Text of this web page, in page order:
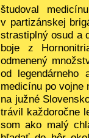
študoval
v partizánskej
strastiplný osud a
boje z
odmenený
od legendárneho
medicínu po
na južné
trávil každoročne
som ako malý